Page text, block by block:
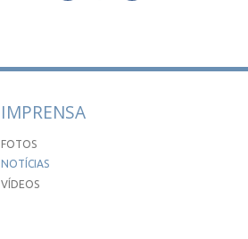
IMPRENSA
FOTOS
NOTÍCIAS
VÍDEOS